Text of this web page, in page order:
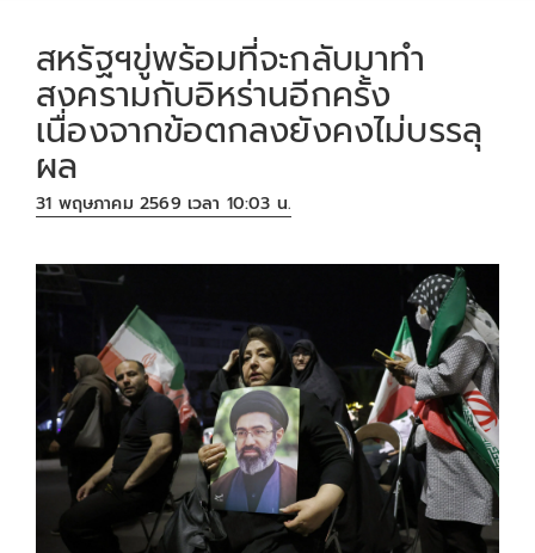
สหรัฐฯขู่พร้อมที่จะกลับมาทำ
สงครามกับอิหร่านอีกครั้ง
เนื่องจากข้อตกลงยังคงไม่บรรลุ
ผล
31 พฤษภาคม 2569 เวลา 10:03 น.